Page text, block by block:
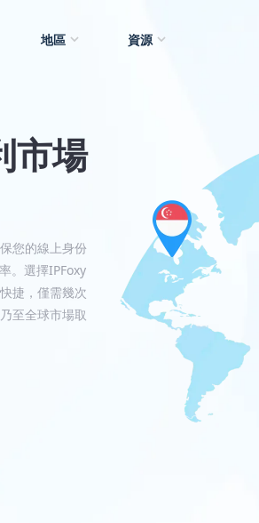
地區 資源
市場
您的線上身份
。選擇IPFoxy
捷，僅需幾次
至全球市場取